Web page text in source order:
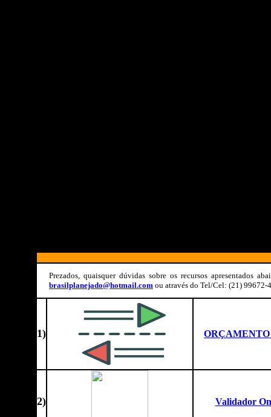
Prezados, quaisquer dúvidas sobre os recursos apresentados
brasilplanejado@hotmail.com ou através do Tel/Cel: (21)
1)
2) Validador